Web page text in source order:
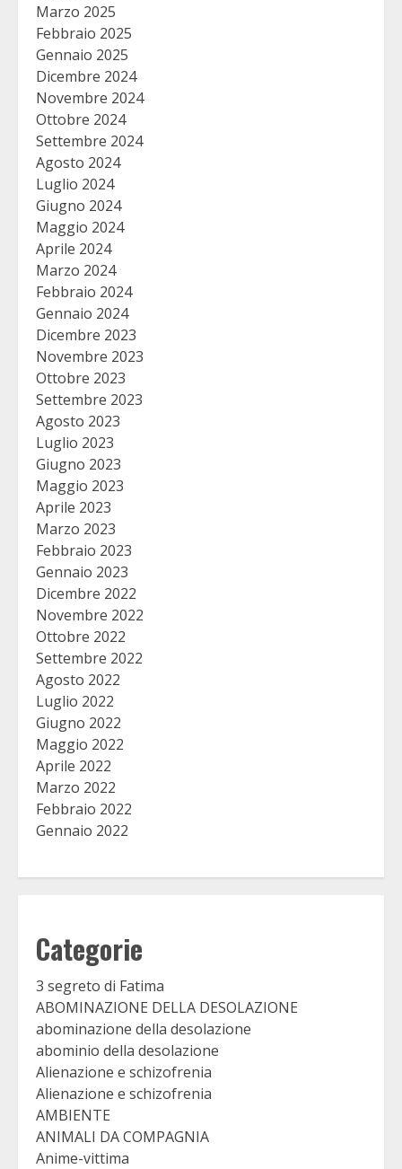
Marzo 2025
Febbraio 2025
Gennaio 2025
Dicembre 2024
Novembre 2024
Ottobre 2024
Settembre 2024
Agosto 2024
Luglio 2024
Giugno 2024
Maggio 2024
Aprile 2024
Marzo 2024
Febbraio 2024
Gennaio 2024
Dicembre 2023
Novembre 2023
Ottobre 2023
Settembre 2023
Agosto 2023
Luglio 2023
Giugno 2023
Maggio 2023
Aprile 2023
Marzo 2023
Febbraio 2023
Gennaio 2023
Dicembre 2022
Novembre 2022
Ottobre 2022
Settembre 2022
Agosto 2022
Luglio 2022
Giugno 2022
Maggio 2022
Aprile 2022
Marzo 2022
Febbraio 2022
Gennaio 2022
Categorie
3 segreto di Fatima
ABOMINAZIONE DELLA DESOLAZIONE
abominazione della desolazione
abominio della desolazione
Alienazione e schizofrenia
Alienazione e schizofrenia
AMBIENTE
ANIMALI DA COMPAGNIA
Anime-vittima